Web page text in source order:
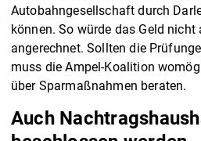
Autobahngesellschaft durch
können. So würde das Geld
angerechnet. Sollten die
muss die Ampel-Koalition
über Sparmaßnahmen beraten.
Auch